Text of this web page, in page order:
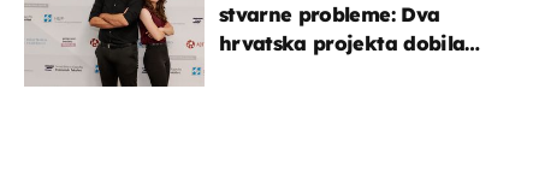
stvarne probleme: Dva
hrvatska projekta dobila